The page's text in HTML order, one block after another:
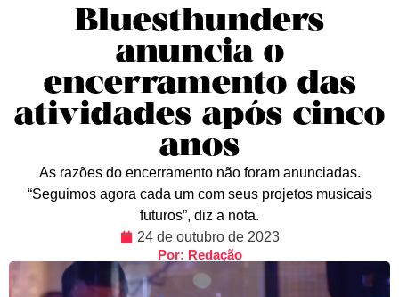
Bluesthunders
anuncia o
encerramento das
atividades após cinco
anos
As razões do encerramento não foram anunciadas.
“Seguimos agora cada um com seus projetos musicais
futuros”, diz a nota.
24 de outubro de 2023
Por: Redação